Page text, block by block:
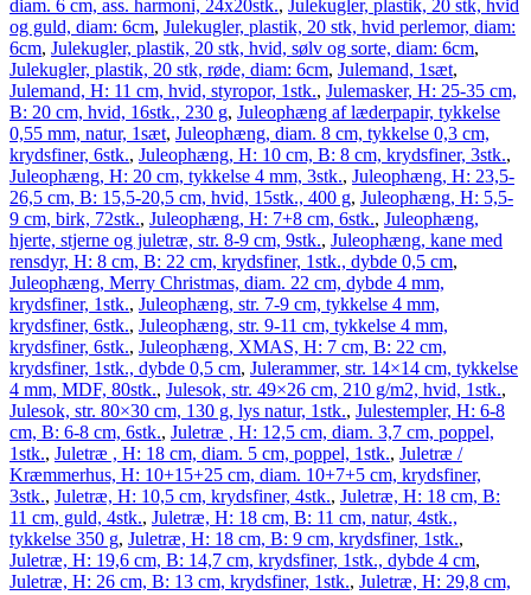
diam. 6 cm, ass. harmoni, 24x20stk., Julekugler, plastik, 20 stk, hvid
og guld, diam: 6cm, Julekugler, plastik, 20 stk, hvid perlemor, diam:
6cm, Julekugler, plastik, 20 stk, hvid, sølv og sorte, diam: 6cm,
Julekugler, plastik, 20 stk, røde, diam: 6cm, Julemand, 1sæt,
Julemand, H: 11 cm, hvid, styropor, 1stk., Julemasker, H: 25-35 cm,
B: 20 cm, hvid, 16stk., 230 g, Juleophæng af læderpapir, tykkelse
0,55 mm, natur, 1sæt, Juleophæng, diam. 8 cm, tykkelse 0,3 cm,
krydsfiner, 6stk., Juleophæng, H: 10 cm, B: 8 cm, krydsfiner, 3stk.,
Juleophæng, H: 20 cm, tykkelse 4 mm, 3stk., Juleophæng, H: 23,5-
26,5 cm, B: 15,5-20,5 cm, hvid, 15stk., 400 g, Juleophæng, H: 5,5-
9 cm, birk, 72stk., Juleophæng, H: 7+8 cm, 6stk., Juleophæng,
hjerte, stjerne og juletræ, str. 8-9 cm, 9stk., Juleophæng, kane med
rensdyr, H: 8 cm, B: 22 cm, krydsfiner, 1stk., dybde 0,5 cm,
Juleophæng, Merry Christmas, diam. 22 cm, dybde 4 mm,
krydsfiner, 1stk., Juleophæng, str. 7-9 cm, tykkelse 4 mm,
krydsfiner, 6stk., Juleophæng, str. 9-11 cm, tykkelse 4 mm,
krydsfiner, 6stk., Juleophæng, XMAS, H: 7 cm, B: 22 cm,
krydsfiner, 1stk., dybde 0,5 cm, Julerammer, str. 14×14 cm, tykkelse
4 mm, MDF, 80stk., Julesok, str. 49×26 cm, 210 g/m2, hvid, 1stk.,
Julesok, str. 80×30 cm, 130 g, lys natur, 1stk., Julestempler, H: 6-8
cm, B: 6-8 cm, 6stk., Juletræ , H: 12,5 cm, diam. 3,7 cm, poppel,
1stk., Juletræ , H: 18 cm, diam. 5 cm, poppel, 1stk., Juletræ /
Kræmmerhus, H: 10+15+25 cm, diam. 10+7+5 cm, krydsfiner,
3stk., Juletræ, H: 10,5 cm, krydsfiner, 4stk., Juletræ, H: 18 cm, B:
11 cm, guld, 4stk., Juletræ, H: 18 cm, B: 11 cm, natur, 4stk.,
tykkelse 350 g, Juletræ, H: 18 cm, B: 9 cm, krydsfiner, 1stk.,
Juletræ, H: 19,6 cm, B: 14,7 cm, krydsfiner, 1stk., dybde 4 cm,
Juletræ, H: 26 cm, B: 13 cm, krydsfiner, 1stk., Juletræ, H: 29,8 cm,